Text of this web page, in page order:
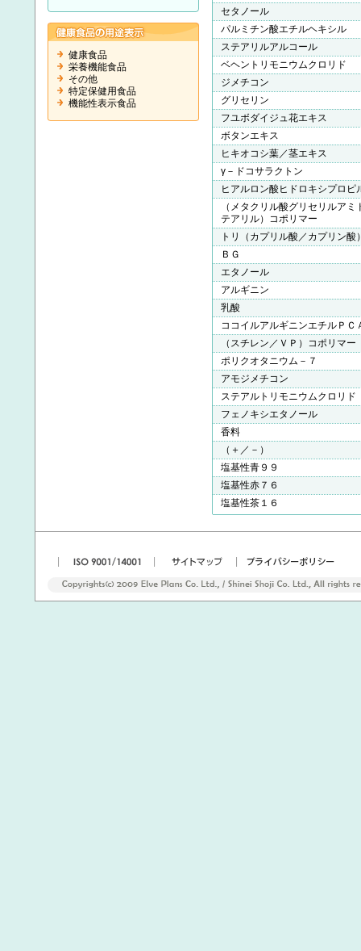
セタノール
パルミチン酸エチルヘキシル
ステアリルアルコール
ベヘントリモニウムクロリド
ジメチコン
グリセリン
フユボダイジュ花エキス
ボタンエキス
ヒキオコシ葉／茎エキス
γ－ドコサラクトン
ヒアルロン酸ヒドロキシプロピ
（メタクリル酸グリセリルア
テアリル）コポリマー
トリ（カプリル酸／カプリン酸
ＢＧ
エタノール
アルギニン
乳酸
ココイルアルギニンエチルＰＣ
（スチレン／ＶＰ）コポリマー
ポリクオタニウム－７
アモジメチコン
ステアルトリモニウムクロリド
フェノキシエタノール
香料
（＋／－）
塩基性青９９
塩基性赤７６
塩基性茶１６
健康食品
栄養機能食品
その他
特定保健用食品
機能性表示食品
|